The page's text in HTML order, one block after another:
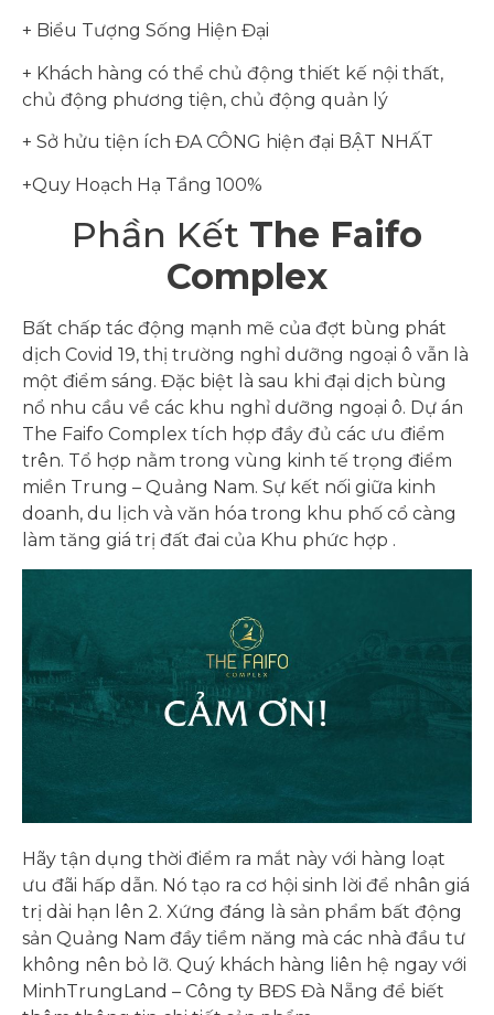
+ Biểu Tượng Sống Hiện Đại
+ Khách hàng có thể chủ động thiết kế nội thất,
chủ động phương tiện, chủ động quản lý
+ Sở hửu tiện ích ĐA CÔNG hiện đại BẬT NHẤT
+Quy Hoạch Hạ Tầng 100%
Phần Kết The Faifo
Complex
Bất chấp tác động mạnh mẽ của đợt bùng phát
dịch Covid 19, thị trường nghỉ dưỡng ngoại ô vẫn là
một điểm sáng. Đặc biệt là sau khi đại dịch bùng
nổ nhu cầu về các khu nghỉ dưỡng ngoại ô. Dự án
The Faifo Complex tích hợp đầy đủ các ưu điểm
trên. Tổ hợp nằm trong vùng kinh tế trọng điểm
miền Trung – Quảng Nam. Sự kết nối giữa kinh
doanh, du lịch và văn hóa trong khu phố cổ càng
làm tăng giá trị đất đai của Khu phức hợp .
Hãy tận dụng thời điểm ra mắt này với hàng loạt
ưu đãi hấp dẫn. Nó tạo ra cơ hội sinh lời để nhân giá
trị dài hạn lên 2. Xứng đáng là sản phẩm bất động
sản Quảng Nam đầy tiềm năng mà các nhà đầu tư
không nên bỏ lỡ. Quý khách hàng liên hệ ngay với
MinhTrungLand – Công ty BĐS Đà Nẵng để biết